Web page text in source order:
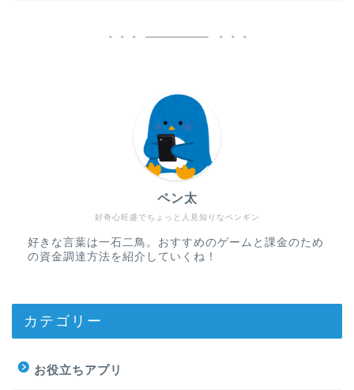
好奇心旺盛でちょっと人見知りなペンギン
ペン太
好きな言葉は一石二鳥。おすすめのゲームと課金のため
の資金調達方法を紹介していくね！
カテゴリー
お役立ちアプリ